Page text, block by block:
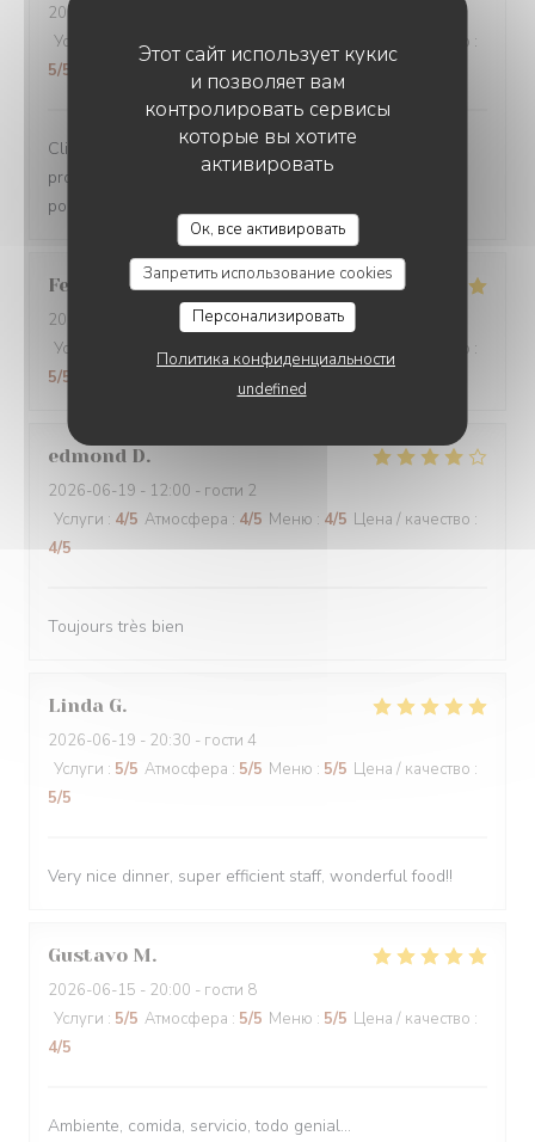
Этот сайт использует кукис
и позволяет вам
контролировать сервисы
которые вы хотите
активировать
Ок, все активировать
Запретить использование cookies
Персонализировать
Политика конфиденциальности
undefined
2026-07-06
Услуги
Атмосфера Цена / качество :
5/5
Clients depuis plusieurs années. Qualité,
professionnalisme, prix compétitifs. Gentillesse. Enfin tt
pour rester clients. N hésitez pas surtout
Federico F
2026-07-05
- 21:30 - гости 2
Услуги
Атмосфера Цена / качество :
5/5
edmond D
2026-06-19 - 12:00 - гости 2
Услуги : 4/5 Атмосфера : 4/5 Меню : 4/5 Цена / качество :
4/5
Toujours très bien
Linda G
2026-06-19 - 20:30 - гости 4
Услуги : 5/5 Атмосфера : 5/5 Меню : 5/5 Цена / качество :
5/5
Very nice dinner, super efficient staff, wonderful food!!
Gustavo M
2026-06-15 - 20:00 - гости 8
Услуги : 5/5 Атмосфера : 5/5 Меню : 5/5 Цена / качество :
4/5
Ambiente, comida, servicio, todo genial...
LE CHALET DE NEUILLY